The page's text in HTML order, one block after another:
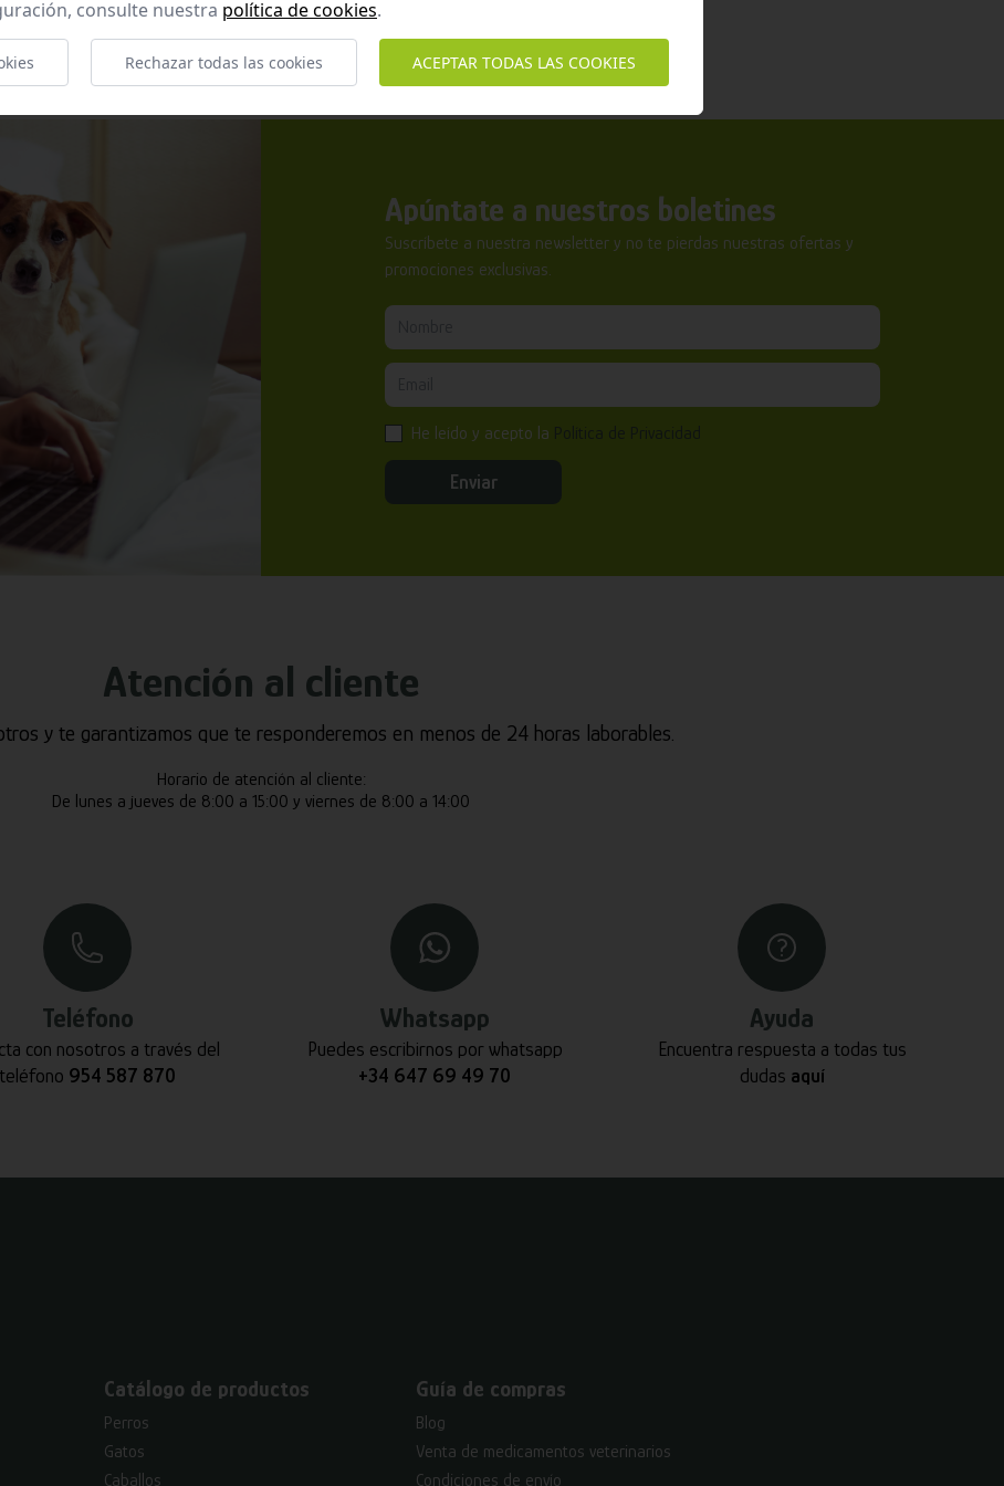
Apúntate a nuestros boletines
Suscríbete a nuestra newsletter y no te pierdas nuestras ofertas y
promociones exclusivas.
He leído y acepto la
Enviar
Atención al cliente
y te garantizamos que te responderemos en menos de 24 horas laborables.
Horario de atención al cliente:
De lunes a jueves de 8:00 a 15:00 y viernes de 8:00 a 14:00
Teléfono
con nosotros a través del
teléfono 954 587 870
Whatsapp
Puedes escribirnos por whatsapp
+34 647 69 49 70
Ayuda
Encuentra respuesta a todas tus
dudas aquí
Catálogo de productos
Perros
Gatos
Caballos
Guía de compras
Blog
Venta de medicamentos veterinarios
Condiciones de envío
consulte nuestra política de cookies.
Rechazar todas las cookies ACEPTAR TODAS LAS COOKIES